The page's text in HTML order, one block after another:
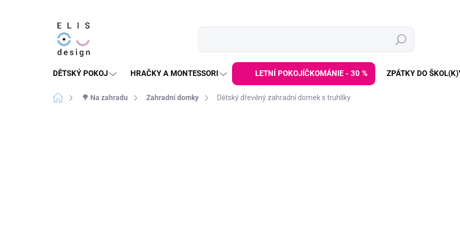
Hledat
DĚTSKÝ POKOJ HRAČKY A MONTESSORI LETNÍ POKOJÍČKOMÁNIE - 30 % ZPÁTKY DO
Domů 🌳 Na zahradu Zahradní domky Dětský dřevěný zahradní domek s truhlíky